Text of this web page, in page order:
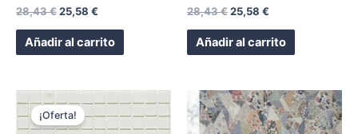
28,43€25,58 €
Añadir al carrito
28,43€25,58 €
Añadir al carrito
¡Oferta!